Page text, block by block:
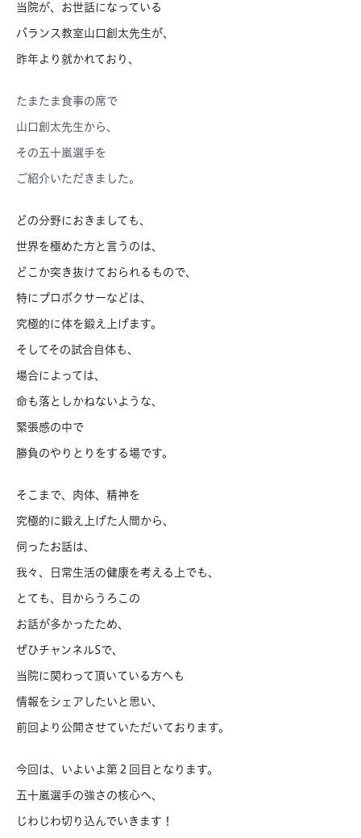
当院が、お世話になっている
バランス教室山口創太先生が、
昨年より就かれており、
たまたま食事の席で
山口創太先生から、
その五十嵐選手を
ご紹介いただきました。
どの分野におきましても、
世界を極めた方と言うのは、
どこか突き抜けておられるもので、
特にプロボクサーなどは、
究極的に体を鍛え上げます。
そしてその試合自体も、
場合によっては、
命も落としかねないような、
緊張感の中で
勝負のやりとりをする場です。
そこまで、肉体、精神を
究極的に鍛え上げた人間から、
伺ったお話は、
我々、日常生活の健康を考える上でも、
とても、目からうろこの
お話が多かったため、
ぜひチャンネルSで、
当院に関わって頂いている方へも
情報をシェアしたいと思い、
前回より公開させていただいております。
今回は、いよいよ第２回目となります。
五十嵐選手の強さの核心へ、
じわじわ切り込んでいきます！